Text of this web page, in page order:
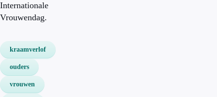
Internationale
Vrouwendag.
kraamverlof
ouders
vrouwen